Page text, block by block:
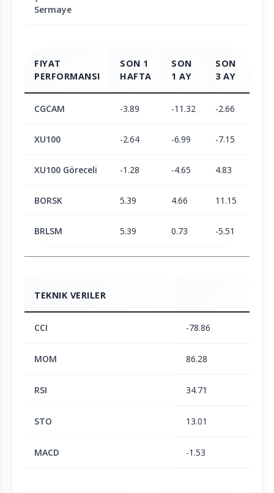
Sermaye
FIYAT
PERFORMANSI
SON 1
HAFTA
SON
1 AY
SON
3 AY
CGCAM -3.89 -11.32 -2.66
XU100 -2.64 -6.99 -7.15
XU100 Göreceli -1.28 -4.65 4.83
BORSK 5.39 4.66 11.15
BRLSM 5.39 0.73 -5.51
TEKNIK VERILER
CCI -78.86
MOM 86.28
RSI 34.71
STO 13.01
MACD -1.53